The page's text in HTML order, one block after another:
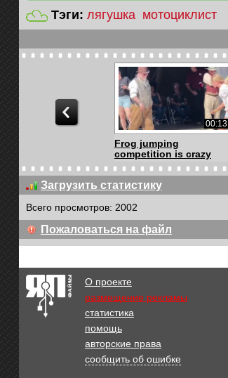
Тэги: лягушка мотоциклист
00:13
Frog jumping
competition is crazy
00:21
Каскадер
погоня
Загрузить статистику
Всего просмотров: 2002
Пожаловаться на файл
О проекте
размещение рекламы
статистика
помощь
авторские права
сообщить об ошибке